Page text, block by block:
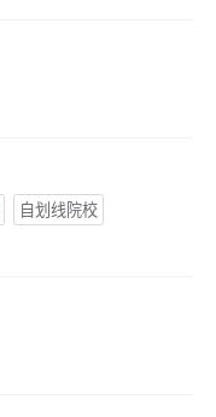
自划线院校